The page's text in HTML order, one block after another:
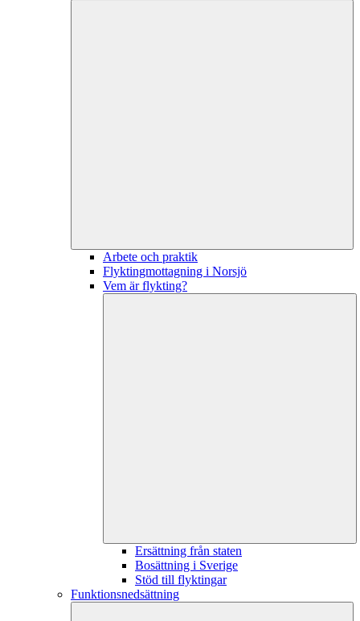
Arbete och praktik
Flyktingmottagning i Norsjö
Vem är flykting?
Ersättning från staten
Bosättning i Sverige
Stöd till flyktingar
Funktionsnedsättning